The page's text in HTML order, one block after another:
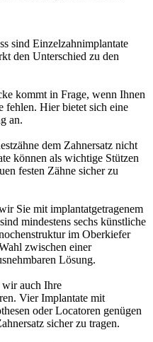
sind Einzelzahnimplantate
den Unterschied zu den
kommt in Frage, wenn Ihnen
fehlen. Hier bietet sich eine
an.
dem Zahnersatz nicht
können als wichtige Stützen
festen Zähne sicher zu
Sie mit implantatgetragenem
mindestens sechs künstliche
im Oberkiefer
zwischen einer
Lösung.
auch Ihre
Vier Implantate mit
oder Locatoren genügen
sicher zu tragen.